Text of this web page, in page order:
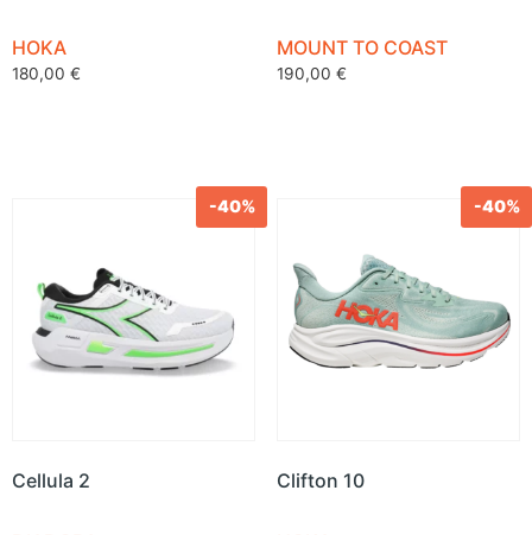
HOKA
180,00 €
MOUNT TO COAST
190,00 €
-40%
Cellula 2
-40%
Clifton 10